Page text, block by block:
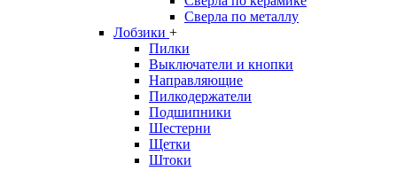
Сверла по металлу
Лобзики +
Пилки
Выключатели и кнопки
Направляющие
Пилкодержатели
Подшипники
Шестерни
Щетки
Штоки